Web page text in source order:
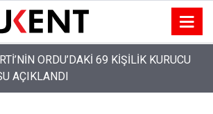
ALTINORDU’DA KURUCU YÖNETİMİNİ